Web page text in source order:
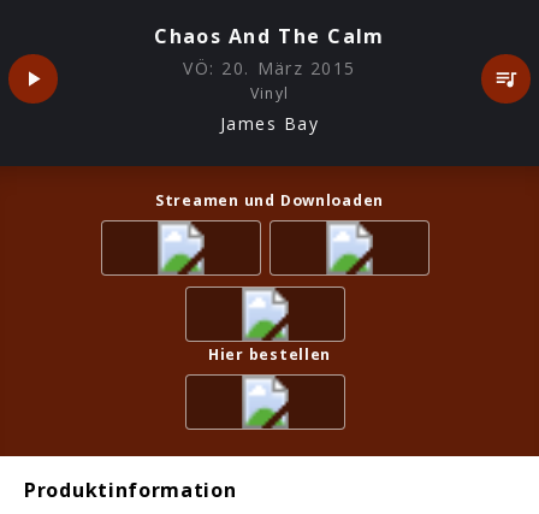
Chaos And The Calm
VÖ: 20. März 2015
Vinyl
James Bay
Streamen und Downloaden
Hier bestellen
Produktinformation